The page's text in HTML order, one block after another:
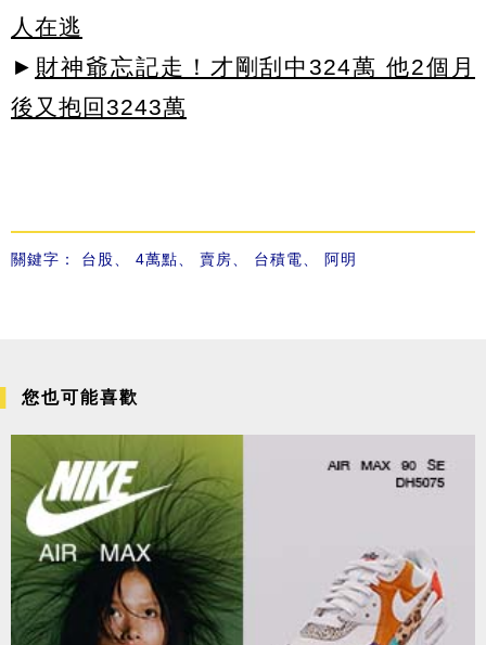
人在逃
► 財神爺忘記走！才剛刮中324萬 他2個月
後又抱回3243萬
關鍵字： 台股 4萬點 賣房 台積電 阿明
您也可能喜歡